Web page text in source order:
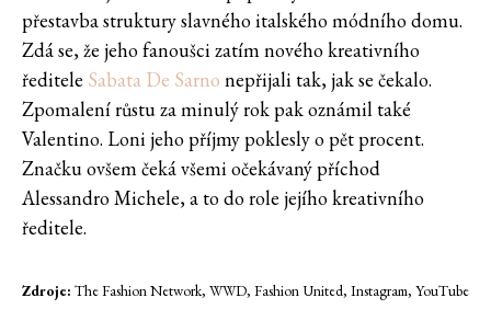
přestavba struktury slavného italského módního domu.
Zdá se, že jeho fanoušci zatím nového kreativního
ředitele Sabata De Sarno nepřijali tak, jak se čekalo.
Zpomalení růstu za minulý rok pak oznámil také
Valentino. Loni jeho příjmy poklesly o pět procent.
Značku ovšem čeká všemi očekávaný příchod
Alessandro Michele, a to do role jejího kreativního
ředitele.
Zdroje: The Fashion Network, WWD, Fashion United, Instagram, YouTube